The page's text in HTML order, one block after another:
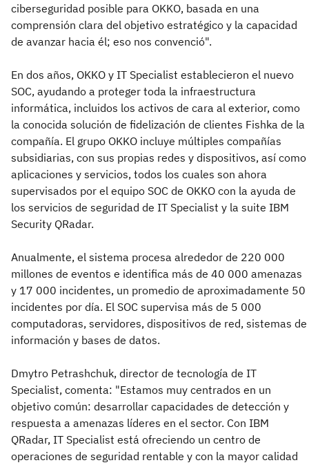
ciberseguridad posible para OKKO, basada en una
comprensión clara del objetivo estratégico y la capacidad
de avanzar hacia él; eso nos convenció".
En dos años, OKKO y IT Specialist establecieron el nuevo
SOC, ayudando a proteger toda la infraestructura
informática, incluidos los activos de cara al exterior, como
la conocida solución de fidelización de clientes Fishka de la
compañía. El grupo OKKO incluye múltiples compañías
subsidiarias, con sus propias redes y dispositivos, así como
aplicaciones y servicios, todos los cuales son ahora
supervisados por el equipo SOC de OKKO con la ayuda de
los servicios de seguridad de IT Specialist y la suite IBM
Security QRadar.
Anualmente, el sistema procesa alrededor de 220 000
millones de eventos e identifica más de 40 000 amenazas
y 17 000 incidentes, un promedio de aproximadamente 50
incidentes por día. El SOC supervisa más de 5 000
computadoras, servidores, dispositivos de red, sistemas de
información y bases de datos.
Dmytro Petrashchuk, director de tecnología de IT
Specialist, comenta: "Estamos muy centrados en un
objetivo común: desarrollar capacidades de detección y
respuesta a amenazas líderes en el sector. Con IBM
QRadar, IT Specialist está ofreciendo un centro de
operaciones de seguridad rentable y con la mayor calidad